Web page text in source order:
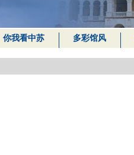
你我看中苏 多彩馆风